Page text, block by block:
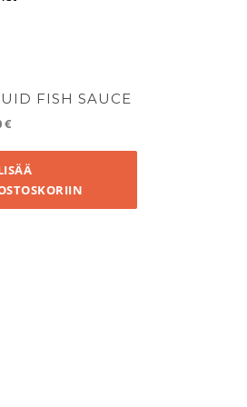
FISH SAUCE
€